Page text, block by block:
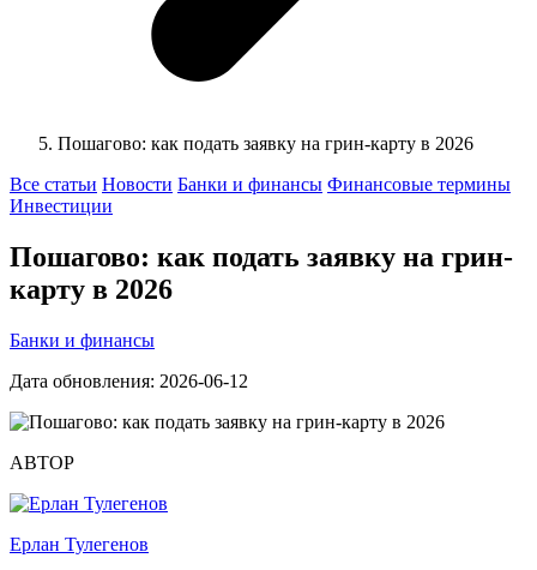
Пошагово: как подать заявку на грин-карту в 2026
Все статьи Новости Банки и финансы Финансовые термины
Инвестиции
Пошагово: как подать заявку на грин-
карту в 2026
Банки и финансы
Дата обновления: 2026-06-12
АВТОР
Ерлан Тулегенов